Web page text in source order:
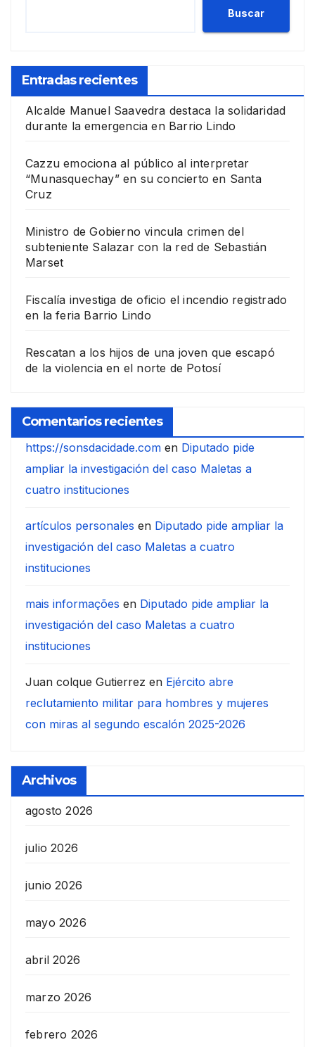
Buscar
Entradas recientes
Alcalde Manuel Saavedra destaca la solidaridad
durante la emergencia en Barrio Lindo
Cazzu emociona al público al interpretar
“Munasquechay” en su concierto en Santa
Cruz
Ministro de Gobierno vincula crimen del
subteniente Salazar con la red de Sebastián
Marset
Fiscalía investiga de oficio el incendio registrado
en la feria Barrio Lindo
Rescatan a los hijos de una joven que escapó
de la violencia en el norte de Potosí
Comentarios recientes
https://sonsdacidade.com en Diputado pide
ampliar la investigación del caso Maletas a
cuatro instituciones
artículos personales en Diputado pide ampliar la
investigación del caso Maletas a cuatro
instituciones
mais informações en Diputado pide ampliar la
investigación del caso Maletas a cuatro
instituciones
Juan colque Gutierrez en Ejército abre
reclutamiento militar para hombres y mujeres
con miras al segundo escalón 2025-2026
Archivos
agosto 2026
julio 2026
junio 2026
mayo 2026
abril 2026
marzo 2026
febrero 2026